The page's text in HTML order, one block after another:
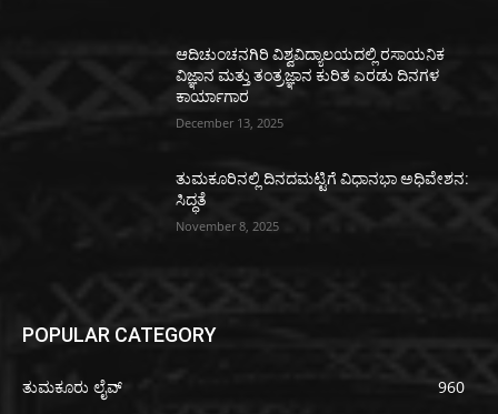
ಆದಿಚುಂಚನಗಿರಿ ವಿಶ್ವವಿದ್ಯಾಲಯದಲ್ಲಿ ರಸಾಯನಿಕ
ವಿಜ್ಞಾನ ಮತ್ತು ತಂತ್ರಜ್ಞಾನ ಕುರಿತ ಎರಡು ದಿನಗಳ
ಕಾರ್ಯಾಗಾರ
December 13, 2025
ತುಮಕೂರಿನಲ್ಲಿ ದಿನದಮಟ್ಟಿಗೆ ವಿಧಾನಭಾ ಅಧಿವೇಶನ:
ಸಿದ್ಧತೆ
November 8, 2025
POPULAR CATEGORY
ತುಮಕೂರು ಲೈವ್
960